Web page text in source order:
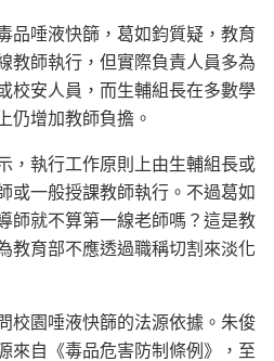
品唾液快篩，葛如鈞質疑，教育
教師執行，但實際負責人員多為
校安人員，而生輔組長在多數學
仍增加教師負擔。
，執行工作原則上由生輔組長或
或一般授課教師執行。不過葛如
師就不算第一線老師嗎？這是教
教育部不應透過職稱切割來淡化
校園唾液快篩的法源依據。朱俊
來自《毒品危害防制條例》，至